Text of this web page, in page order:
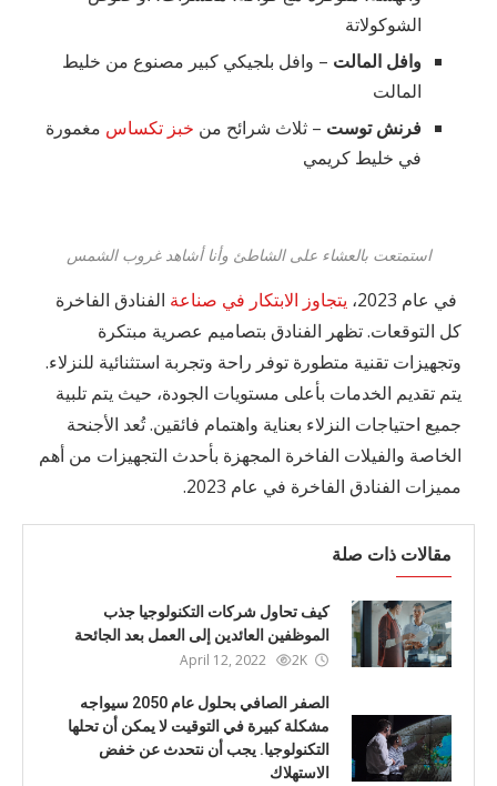
الشوكولاتة
وافل المالت – وافل بلجيكي كبير مصنوع من خليط
المالت
فرنش توست – ثلاث شرائح من خبز تكساس مغمورة
في خليط كريمي
استمتعت بالعشاء على الشاطئ وأنا أشاهد غروب الشمس
في عام 2023، يتجاوز الابتكار في صناعة الفنادق الفاخرة
كل التوقعات. تظهر الفنادق بتصاميم عصرية مبتكرة
وتجهيزات تقنية متطورة توفر راحة وتجربة استثنائية للنزلاء.
يتم تقديم الخدمات بأعلى مستويات الجودة، حيث يتم تلبية
جميع احتياجات النزلاء بعناية واهتمام فائقين. تُعد الأجنحة
الخاصة والفيلات الفاخرة المجهزة بأحدث التجهيزات من أهم
مميزات الفنادق الفاخرة في عام 2023.
مقالات ذات صلة
كيف تحاول شركات التكنولوجيا جذب
الموظفين العائدين إلى العمل بعد الجائحة
April 12, 2022 2K
الصفر الصافي بحلول عام 2050 سيواجه
مشكلة كبيرة في التوقيت لا يمكن أن تحلها
التكنولوجيا. يجب أن نتحدث عن خفض
الاستهلاك